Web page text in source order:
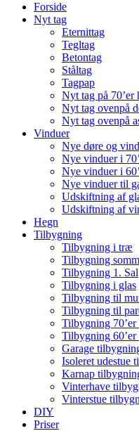
Forside
Nyt tag
Eternittag
Tegltag
Betontag
Ståltag
Tagpap
Nyt tag på 70’er
Nyt tag ovenpå
Nyt tag ovenpå
Vinduer
Nye døre og
Nye vinduer i
Nye vinduer i
Nye vinduer til
Udskiftning af
Udskiftning af
Hegn
Tilbygning
Tilbygning i træ
Tilbygning
Tilbygning 1. Sal
Tilbygning i glas
Tilbygning til
Tilbygning til
Tilbygning 70’er
Tilbygning 60’er
Garage
Isoleret udestue
Karnap
Vinterhave
Vinterstue
DIY
Priser